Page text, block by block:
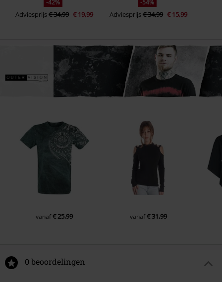
-42%
Adviesprijs€ 34,99 € 19,99
-54%
Adviesprijs€ 34,99 € 15,99
vanaf€ 25,99 vanaf€ 31,99
0 beoordelingen